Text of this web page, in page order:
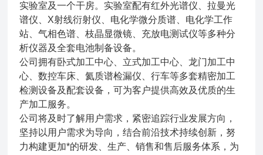
实验室及一个干房。实验室配有红外光谱仪、拉曼光
谱仪、X射线衍射仪、电化学微分质谱、电化学工作
站、气相色谱、枝晶显微镜、充放电测试仪等多种分
析仪器及全套电池制备设备。
公司拥有卧式加工中心、立式加工中心、龙门加工中
心、数控车床、氦质谱检漏仪、行车等多套精密加工
检测设备及配套设备，可为客户提供高效及优质的生
产加工服务。
公司将及时了解用户需求，紧密追踪行业发展方向，
坚持以用户需求为导向，结合前沿技术持续创新，努
力构建更加*的研发、生产、销售和售后服务体系，为